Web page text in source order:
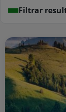
Filtrar